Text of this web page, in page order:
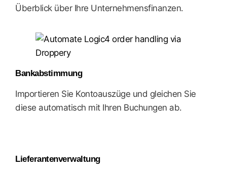
Überblick über Ihre Unternehmensfinanzen.
Bankabstimmung
Importieren Sie Kontoauszüge und gleichen Sie
diese automatisch mit Ihren Buchungen ab.
Lieferantenverwaltung